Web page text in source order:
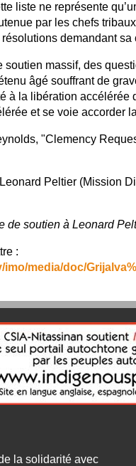
liste ne représente
par les chefs
demandant
massif, des
âgé souffrant de
à la libération accélérée
et se voie accorder
"Clemency
Peltier (Mission
de soutien à Leonard
:
media/doc/
la solidarité avec